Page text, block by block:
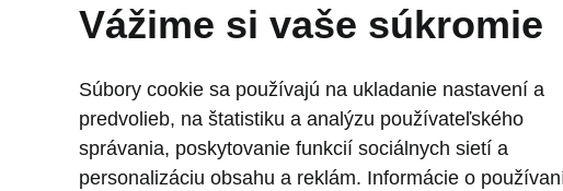
Nová Škoda
Vážime si vaše súkromie
Súbory cookie sa používajú na ukladanie nastavení a
predvolieb, na štatistiku a analýzu používateľského
správania, poskytovanie funkcií sociálnych sietí a
personalizáciu obsahu a reklám. Informácie o